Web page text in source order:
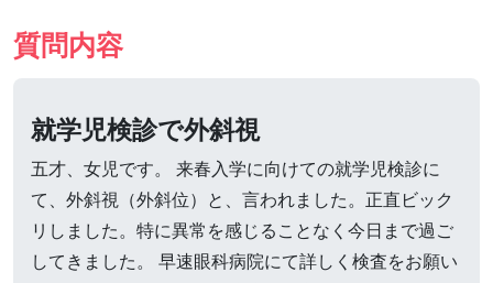
質問内容
就学児検診で外斜視
五才、女児です。 来春入学に向けての就学児検診に
て、外斜視（外斜位）と、言われました。正直ビック
リしました。特に異常を感じることなく今日まで過ご
してきました。 早速眼科病院にて詳しく検査をお願い